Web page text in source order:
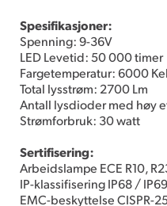
Spesifikasjoner:
Spenning: 9-36V
LED Levetid: 50 000 timer
Fargetemperatur: 6000
Total lysstrøm: 2700 Lm
Antall lysdioder med høy
Strømforbruk: 30 watt
Sertifisering:
Arbeidslampe ECE R10,
IP-klassifisering IP68 /
EMC-beskyttelse CISPR-